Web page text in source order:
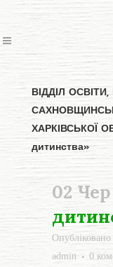
ВІДДІЛ
ХАРКІВСЬКОЇ
дитинства»
02 Чер
admin
0